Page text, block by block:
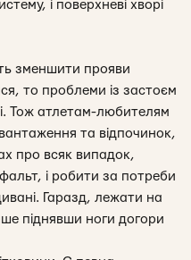
і поверхневі хворі
зменшити прояви
то проблеми із застоєм
Тож атлетам-любителям
та відпочинок,
про всяк випадок,
і робити за потреби
Гаразд, лежати на
піднявши ноги догори